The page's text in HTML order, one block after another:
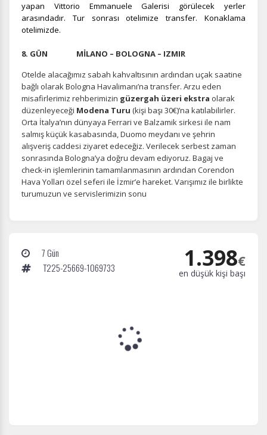
Tercihleri Kaydet
yapan Vittorio Emmanuele Galerisi görülecek yerler
arasındadır. Tur sonrası otelimize transfer. Konaklama
otelimizde.
8. GÜN MİLANO – BOLOGNA – IZMIR
Otelde alacağımız sabah kahvaltısının ardından uçak saatine
bağlı olarak Bologna Havalimanı’na transfer. Arzu eden
misafirlerimiz rehberimizin güzergah üzeri ekstra olarak
düzenleyeceği Modena Turu (kişi başı 30€)’na katılabilirler.
Orta İtalya’nın dünyaya Ferrari ve Balzamik sirkesi ile nam
salmış küçük kasabasında, Duomo meydanı ve şehrin
alışveriş caddesi ziyaret edeceğiz. Verilecek serbest zaman
sonrasında Bologna’ya doğru devam ediyoruz. Bagaj ve
check-in işlemlerinin tamamlanmasının ardından Corendon
Hava Yolları özel seferi ile İzmir’e hareket. Varışımız ile birlikte
turumuzun ve servislerimizin sonu
7 Gün
T225-25669-1069733
1.398€
en düşük kişi başı